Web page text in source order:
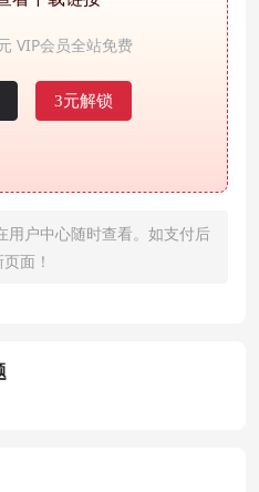
VIP会员全站免费
3元解锁
用户中心随时查看。如支付后
面！